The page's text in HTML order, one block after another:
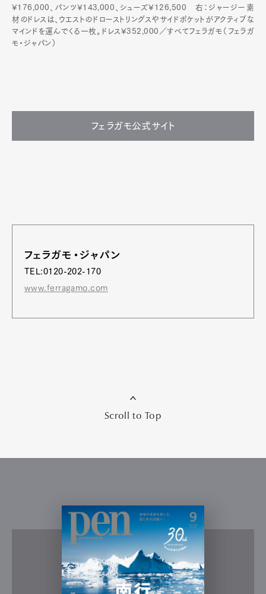
¥176,000、パンツ¥143,000、シューズ¥126,500 右：ジャージー素
材のドレスは、ウエストのドローストリングスやサイドポケットがアクティブな
マインドを運んでくる一枚。ドレス¥352,000／すべてフェラガモ（フェラガ
モ・ジャパン）
フェラガモ公式サイト
フェラガモ・ジャパン
TEL:0120-202-170
www.ferragamo.com
Scroll to Top